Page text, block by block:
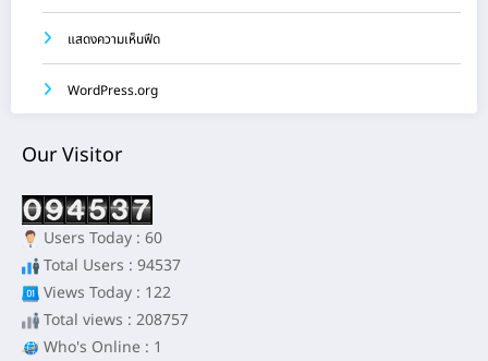
แสดงความเห็นฟีด
WordPress.org
Our Visitor
Users Today : 60
Total Users : 94537
Views Today : 122
Total views : 208757
Who's Online : 1